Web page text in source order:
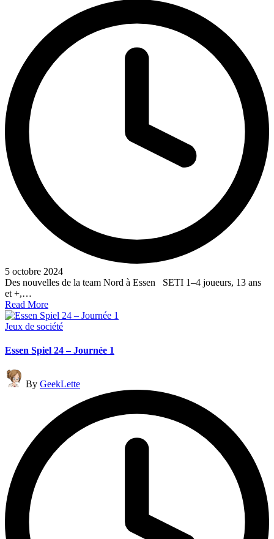
5 octobre 2024
Des nouvelles de la team Nord à Essen SETI 1–4 joueurs, 13 ans
et +,…
Read More
Posted
Jeux de société
Essen Spiel 24 – Journée 1
Posted
by
By GeekLette